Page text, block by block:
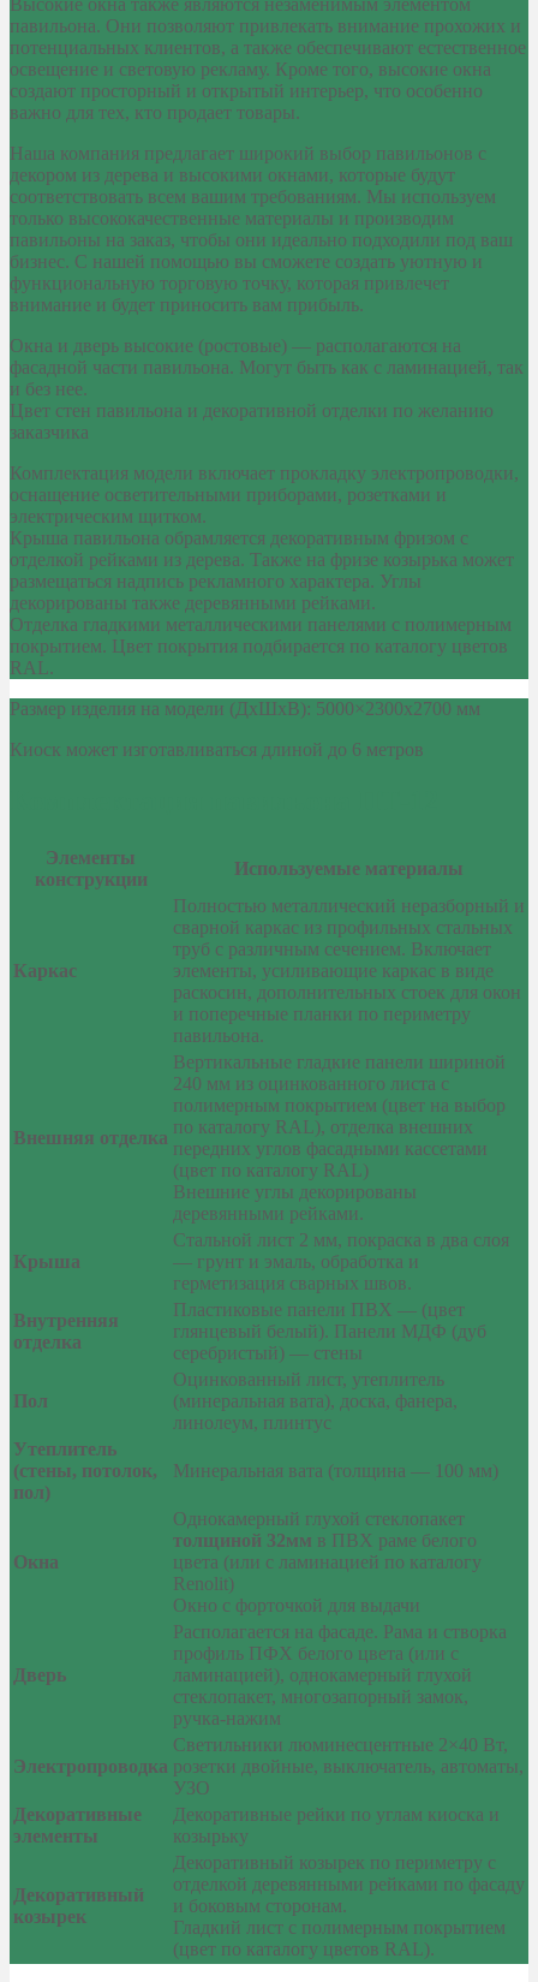
Высокие окна также являются незаменимым элементом
павильона. Они позволяют привлекать внимание прохожих и
потенциальных клиентов, а также обеспечивают естественное
освещение и световую рекламу. Кроме того, высокие окна
создают просторный и открытый интерьер, что особенно
важно для тех, кто продает товары.
Наша компания предлагает широкий выбор павильонов с
декором из дерева и высокими окнами, которые будут
соответствовать всем вашим требованиям. Мы используем
только высококачественные материалы и производим
павильоны на заказ, чтобы они идеально подходили под ваш
бизнес. С нашей помощью вы сможете создать уютную и
функциональную торговую точку, которая привлечет
внимание и будет приносить вам прибыль.
Окна и дверь высокие (ростовые) — располагаются на
фасадной части павильона. Могут быть как с ламинацией, так
и без нее.
Цвет стен павильона и декоративной отделки по желанию
заказчика
Комплектация модели включает прокладку электропроводки,
оснащение осветительными приборами, розетками и
электрическим щитком.
Крыша павильона обрамляется декоративным фризом с
отделкой рейками из дерева. Также на фризе козырька может
размещаться надпись рекламного характера. Углы
декорированы также деревянными рейками.
Отделка гладкими металлическими панелями с полимерным
покрытием. Цвет покрытия подбирается по каталогу цветов
RAL.
Размер изделия на модели (ДхШхВ): 5000×2300х2700 мм
Киоск может изготавливаться длиной до 6 метров
Элементы
конструкции
Используемые материалы
Каркас
Полностью металлический неразборный и
сварной каркас из профильных стальных
труб с различным сечением. Включает
элементы, усиливающие каркас в виде
раскосин, дополнительных стоек для окон
и поперечные планки по периметру
павильона.
Внешняя отделка
Вертикальные гладкие панели шириной
240 мм из оцинкованного листа с
полимерным покрытием (цвет на выбор
по каталогу RAL), отделка внешних
передних углов фасадными кассетами
(цвет по каталогу RAL)
Внешние углы декорированы
деревянными рейками.
Крыша
Стальной лист 2 мм, покраска в два слоя
— грунт и эмаль, обработка и
герметизация сварных швов.
Внутренняя
отделка
Пластиковые панели ПВХ — (цвет
глянцевый белый). Панели МДФ (дуб
серебристый) — стены
Пол
Оцинкованный лист, утеплитель
(минеральная вата), доска, фанера,
линолеум, плинтус
Утеплитель
(стены, потолок,
пол)
Минеральная вата (толщина — 100 мм)
Окна
Однокамерный глухой стеклопакет
толщиной 32мм в ПВХ раме белого
цвета (или с ламинацией по каталогу
Renolit)
Окно с форточкой для выдачи
Дверь
Располагается на фасаде. Рама и створка
профиль ПФХ белого цвета (или с
ламинацией), однокамерный глухой
стеклопакет, многозапорный замок,
ручка-нажим
Электропроводка
Светильники люминесцентные 2×40 Вт,
розетки двойные, выключатель, автоматы,
УЗО
Декоративные
элементы
Декоративные рейки по углам киоска и
козырьку
Декоративный
козырек
Декоративный козырек по периметру с
отделкой деревянными рейками по фасаду
и боковым сторонам.
Гладкий лист с полимерным покрытием
(цвет по каталогу цветов RAL).